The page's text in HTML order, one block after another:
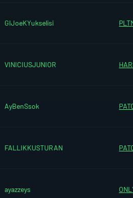
GIJoeKYukselisi
VINICIUSJUNIOR
AyBenSsok
FALLIKKUSTURAN
ayazzeys